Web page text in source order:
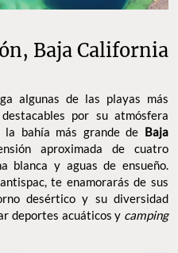
Baja California
algunas de las playas más
por su atmósfera
bahía más grande de Baja
aproximada de cuatro
blanca y aguas de ensueño.
te enamorarás de sus
desértico y su diversidad
deportes acuáticos y camping